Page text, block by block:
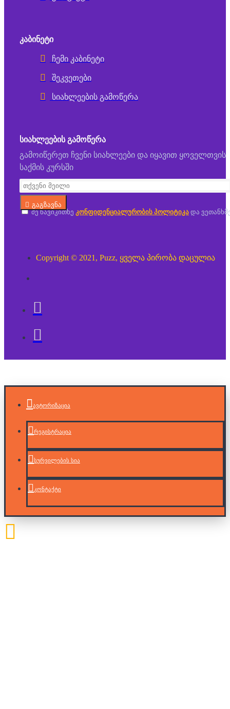
ᲙᲐᲑᲘᲜᲔᲢᲘ
ჩემი კაბინეტი
შეკვეთები
სიახლეების გამოწერა
ᲡᲘᲐᲮᲚᲔᲔᲑᲘᲡ ᲒᲐᲛᲝᲬᲔᲠᲐ
გამოიწერეთ ჩვენი სიახლეები და იყავით ყოველთვის
საქმის კურსში
გაგზავნა
მე წავიკითხე კონფიდენციალურობის პოლიტიკა და
Copyright © 2021, Puzz, ყველა პირობა დაცულია
ავტორიზაცია
რეგისტრაცია
სურვილების სია
კონტაქტი